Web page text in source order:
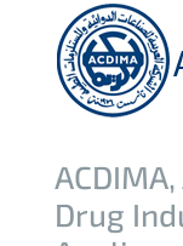
Drug